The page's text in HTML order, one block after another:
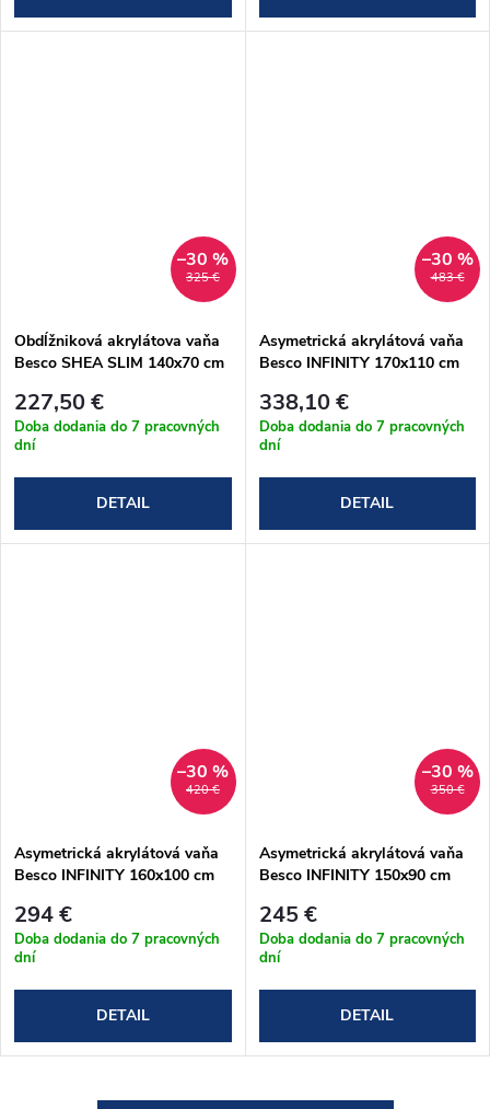
325 €
–30 %
Obdĺžniková akrylátova vaňa
Besco SHEA SLIM 140x70 cm
227,50 €
Doba dodania do 7 pracovných
dní
DETAIL
483 €
–30 %
Asymetrická akrylátová vaňa
Besco INFINITY 170x110 cm
338,10 €
Doba dodania do 7 pracovných
dní
DETAIL
420 €
–30 %
Asymetrická akrylátová vaňa
Besco INFINITY 160x100 cm
294 €
Doba dodania do 7 pracovných
dní
DETAIL
350 €
–30 %
Asymetrická akrylátová vaňa
Besco INFINITY 150x90 cm
245 €
Doba dodania do 7 pracovných
dní
DETAIL